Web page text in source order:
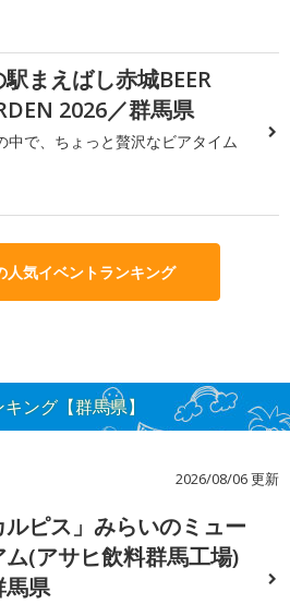
まえばし赤城BEER
2026／群馬県
中で、ちょっと贅沢なビアタイム
人気イベントランキング
ング【群馬県】
2026/08/06 更新
ルピス」みらいのミュー
ム(アサヒ飲料群馬工場)
馬県